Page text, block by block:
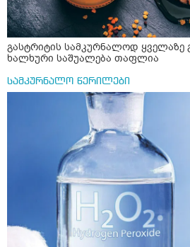
გასტრიტის სამკურნალოდ ყველაზე
ხალხური საშუალება თაფლია
სამკურნალო წერილები